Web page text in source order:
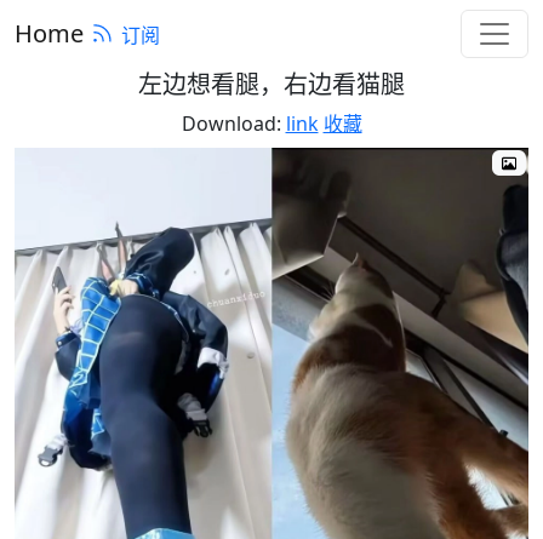
Home 订阅
左边想看腿，右边看猫腿
Download: link 收藏